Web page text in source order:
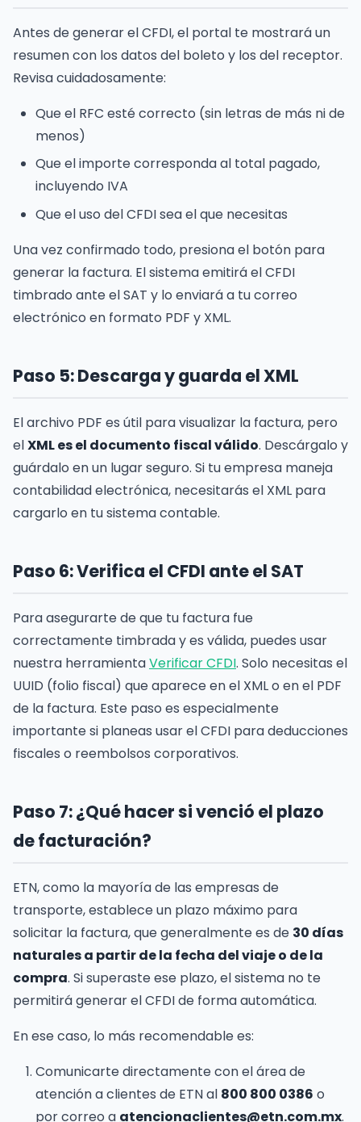
Antes de generar el CFDI, el portal te mostrará un
resumen con los datos del boleto y los del receptor.
Revisa cuidadosamente:
Que el RFC esté correcto (sin letras de más ni de
menos)
Que el importe corresponda al total pagado,
incluyendo IVA
Que el uso del CFDI sea el que necesitas
Una vez confirmado todo, presiona el botón para
generar la factura. El sistema emitirá el CFDI
timbrado ante el SAT y lo enviará a tu correo
electrónico en formato PDF y XML.
Paso 5: Descarga y guarda el XML
El archivo PDF es útil para visualizar la factura, pero
elXML es el documento fiscal válido. Descárgalo y
guárdalo en un lugar seguro. Si tu empresa maneja
contabilidad electrónica, necesitarás el XML para
cargarlo en tu sistema contable.
Paso 6: Verifica el CFDI ante el SAT
Para asegurarte de que tu factura fue
correctamente timbrada y es válida, puedes usar
nuestra herramientaVerificar CFDI. Solo necesitas el
UUID (folio fiscal) que aparece en el XML o en el PDF
de la factura. Este paso es especialmente
importante si planeas usar el CFDI para deducciones
fiscales o reembolsos corporativos.
Paso 7: ¿Qué hacer si venció el plazo
de facturación?
ETN, como la mayoría de las empresas de
transporte, establece un plazo máximo para
solicitar la factura, que generalmente es de 30 días
naturales a partir de la fecha del viaje o de la
compra. Si superaste ese plazo, el sistema no te
permitirá generar el CFDI de forma automática.
En ese caso, lo más recomendable es:
Comunicarte directamente con el área de
atención a clientes de ETN al 800 800 0386 o
por correo a atencionaclientes@etn.com.mx.